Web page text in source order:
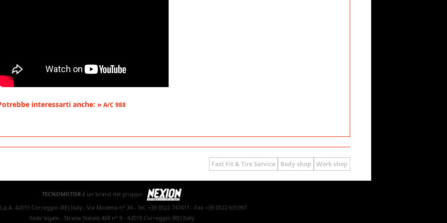
interessarti anche: » A/C 988
Work shop
Body shop
Fast Fit & Tire Service
TECNOMOTOR è un brand del gruppo
42015 Correggio (RE) Italy , Via Modena n° 34 - Tel. +39 0522 747411 - Fax +39 0522 631997
Sede legale - Strada Statale 468 n° 9 - 42015 Correggio (RE) Italy